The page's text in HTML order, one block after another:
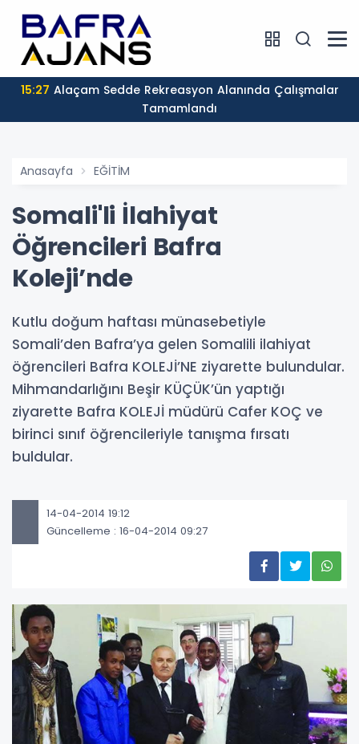
15:27
Tamamlandı
Anasayfa EĞİTİM
Somali'li İlahiyat
Öğrencileri Bafra
Koleji’nde
Kutlu doğum haftası münasebetiyle
Somali’den Bafra’ya gelen Somalili ilahiyat
öğrencileri Bafra KOLEJİ’NE ziyarette bulundular.
Mihmandarlığını Beşir KÜÇÜK’ün yaptığı
ziyarette Bafra KOLEJİ müdürü Cafer KOÇ ve
birinci sınıf öğrencileriyle tanışma fırsatı
buldular.
14-04-2014 19:12
Güncelleme : 16-04-2014 09:27